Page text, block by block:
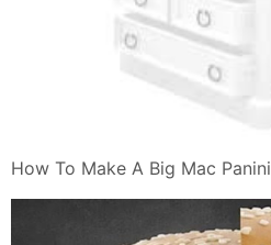
How To Make A Big Mac Panini